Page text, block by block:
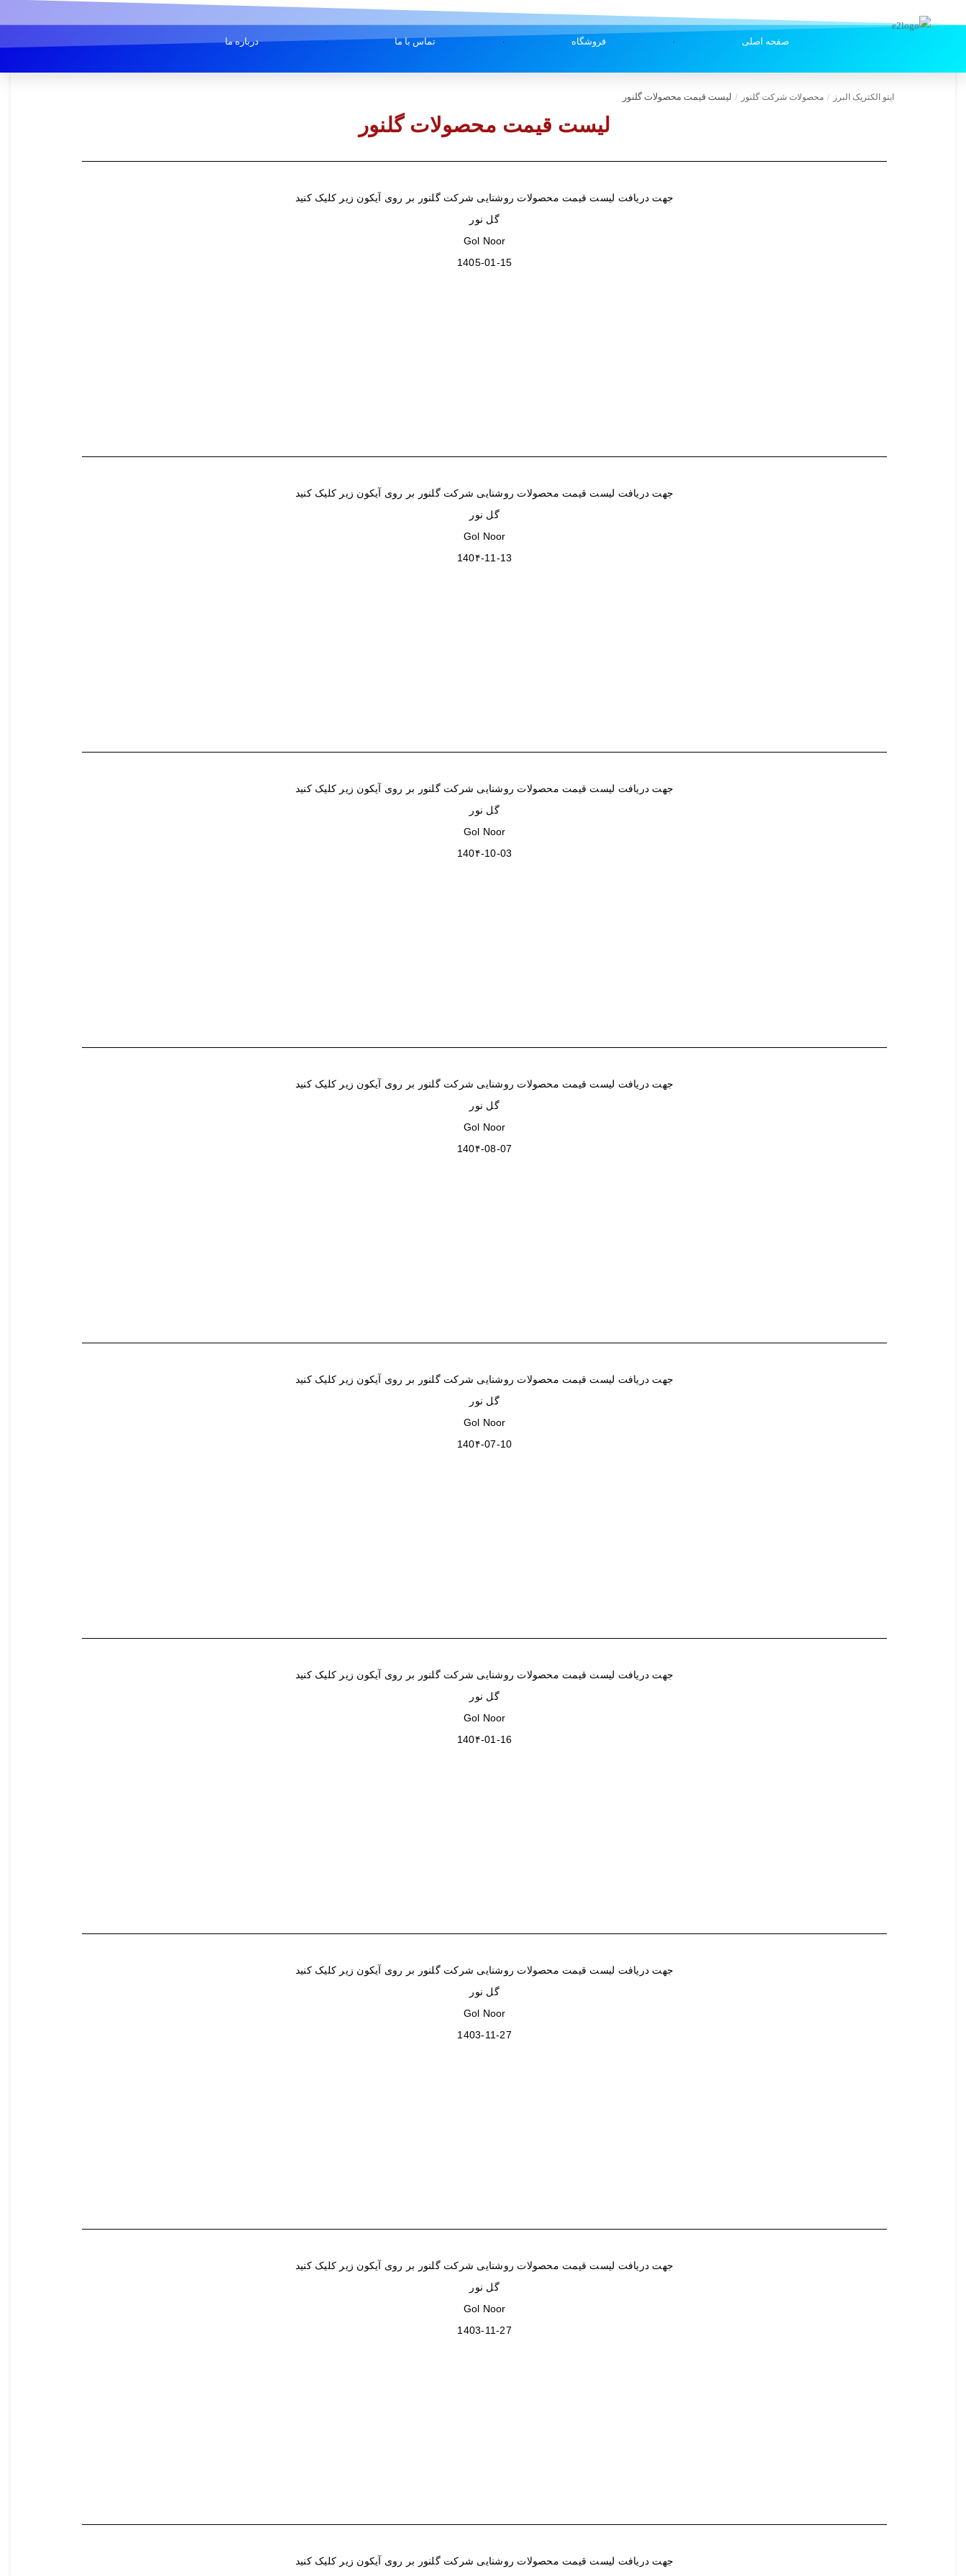
صفحه اصلی فروشگاه تماس با ما درباره ما
ایتو الکتریک البرز / محصولات شرکت گلنور / لیست قیمت محصولات گلنور
لیست قیمت محصولات گلنور
جهت دریافت لیست قیمت محصولات روشنایی شرکت گلنور بر روی آیکون زیر کلیک کنید
گل نور
Gol Noor
1405-01-15
جهت دریافت لیست قیمت محصولات روشنایی شرکت گلنور بر روی آیکون زیر کلیک کنید
گل نور
Gol Noor
140۴-11-13
جهت دریافت لیست قیمت محصولات روشنایی شرکت گلنور بر روی آیکون زیر کلیک کنید
گل نور
Gol Noor
140۴-10-03
جهت دریافت لیست قیمت محصولات روشنایی شرکت گلنور بر روی آیکون زیر کلیک کنید
گل نور
Gol Noor
140۴-08-07
جهت دریافت لیست قیمت محصولات روشنایی شرکت گلنور بر روی آیکون زیر کلیک کنید
گل نور
Gol Noor
140۴-07-10
جهت دریافت لیست قیمت محصولات روشنایی شرکت گلنور بر روی آیکون زیر کلیک کنید
گل نور
Gol Noor
140۴-01-16
جهت دریافت لیست قیمت محصولات روشنایی شرکت گلنور بر روی آیکون زیر کلیک کنید
گل نور
Gol Noor
1403-11-27
جهت دریافت لیست قیمت محصولات روشنایی شرکت گلنور بر روی آیکون زیر کلیک کنید
گل نور
Gol Noor
1403-11-27
جهت دریافت لیست قیمت محصولات روشنایی شرکت گلنور بر روی آیکون زیر کلیک کنید